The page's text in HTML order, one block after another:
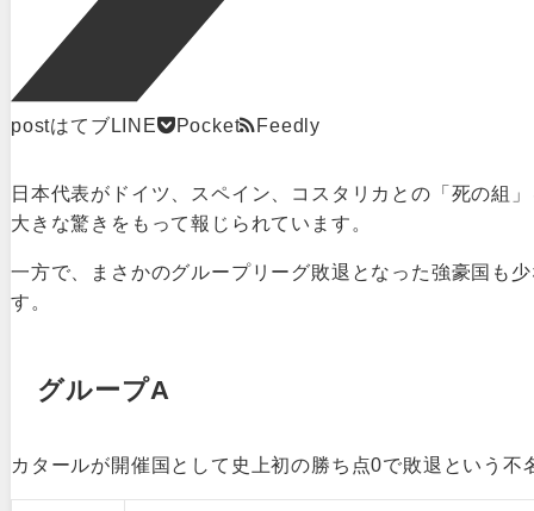
postはてブ LINE Pocket Feedly
日本代表がドイツ、スペイン、コスタリカとの「死の組
大きな驚きをもって報じられています。
一方で、まさかのグループリーグ敗退となった強豪国も
す。
グループA
カタールが開催国として史上初の勝ち点0で敗退という